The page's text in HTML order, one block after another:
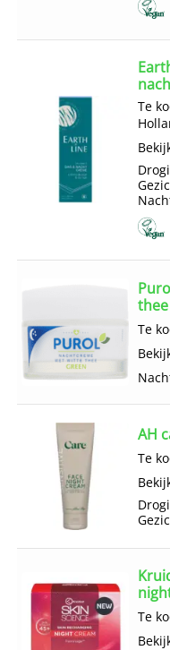
Te
thee
Te
AH
Te
Te